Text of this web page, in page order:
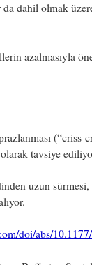
dahil olmak
azalmasıyla
tavsiye
uzun
doi/abs/